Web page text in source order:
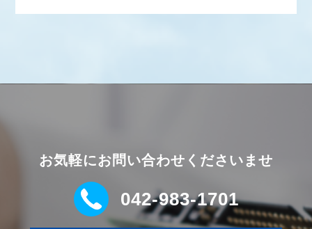
お気軽にお問い合わせくださいませ
042-983-1701